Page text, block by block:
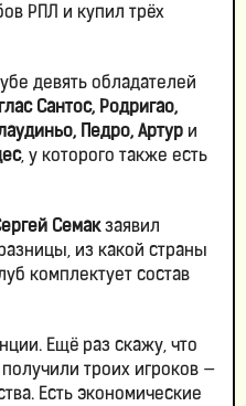
РПЛ и купил трёх
девять обладателей
Сантос, Родригао,
Педро, Артур и
, у которого также есть
Семакзаявил
из какой страны
комплектует состав
Ещё раз скажу, что
троих игроков —
Есть экономические